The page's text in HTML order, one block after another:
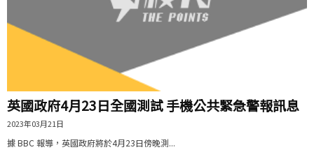
英國政府4月23日全國測試 手機公共緊急警報訊息
2023年03月21日
據 BBC 報導，英國政府將於4月23日傍晚測...